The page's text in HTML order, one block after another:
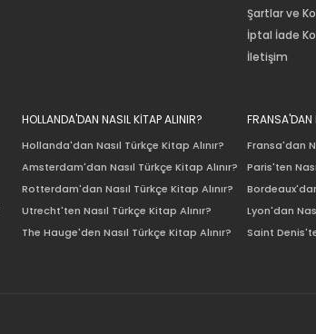
Şartlar ve
İptal İade
İletişim
HOLLANDA'DAN NASIL KİTAP ALINIR?
Hollanda'dan Nasıl Türkçe Kitap Alınır?
Amsterdam'dan Nasıl Türkçe Kitap Alınır?
Rotterdam'dan Nasıl Türkçe Kitap Alınır?
Utrecht'ten Nasıl Türkçe Kitap Alınır?
The Hauge'den Nasıl Türkçe Kitap Alınır?
FRANSA'DAN
Fransa'dan
Paris'ten
Lyon'dan
Saint